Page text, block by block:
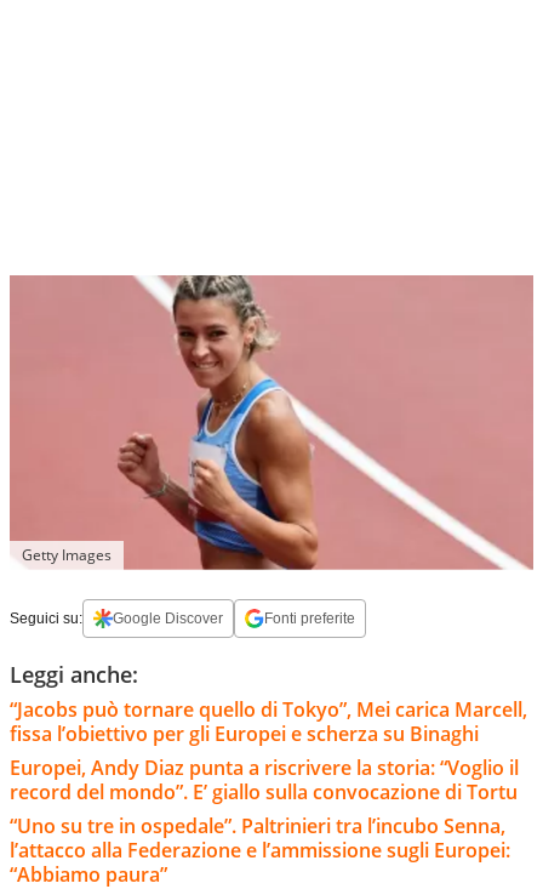
Getty Images
Seguici su: Google Discover Fonti preferite
Leggi anche:
“Jacobs può tornare quello di Tokyo”, Mei carica Marcell,
fissa l’obiettivo per gli Europei e scherza su Binaghi
Europei, Andy Diaz punta a riscrivere la storia: “Voglio il
record del mondo”. E’ giallo sulla convocazione di Tortu
“Uno su tre in ospedale”. Paltrinieri tra l’incubo Senna,
l’attacco alla Federazione e l’ammissione sugli Europei:
“Abbiamo paura”